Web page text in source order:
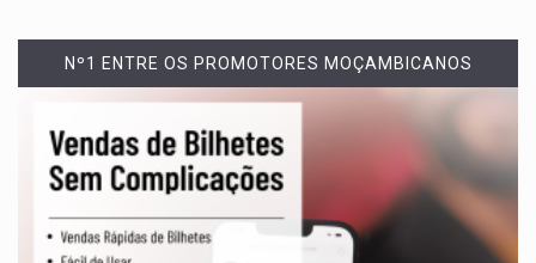
Nº1 ENTRE OS PROMOTORES MOÇAMBICANOS